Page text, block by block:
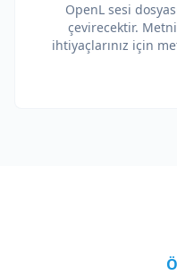
OpenL sesi
çevirecektir.
ihtiyaçlarınız için